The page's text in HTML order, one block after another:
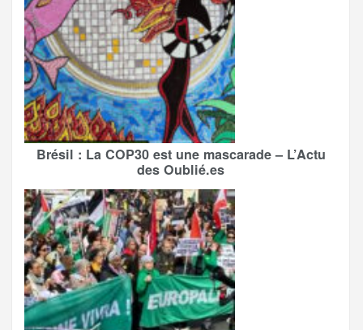
Brésil : La COP30 est une mascarade – L’Actu
des Oublié.es